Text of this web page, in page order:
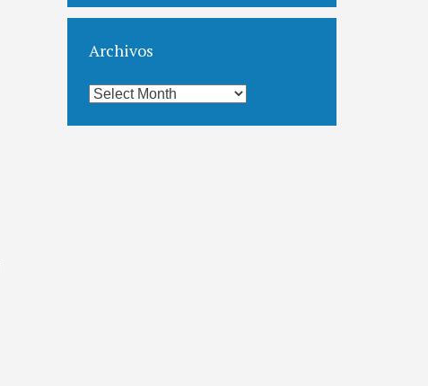
Archivos
Archivos